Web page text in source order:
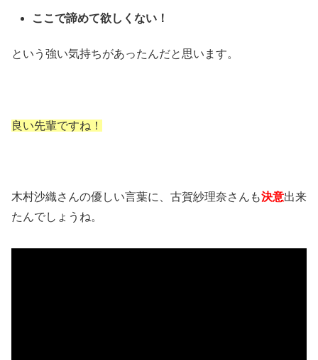
ここで諦めて欲しくない！
という強い気持ちがあったんだと思います。
良い先輩ですね！
木村沙織さんの優しい言葉に、古賀紗理奈さんも決意出来
たんでしょうね。